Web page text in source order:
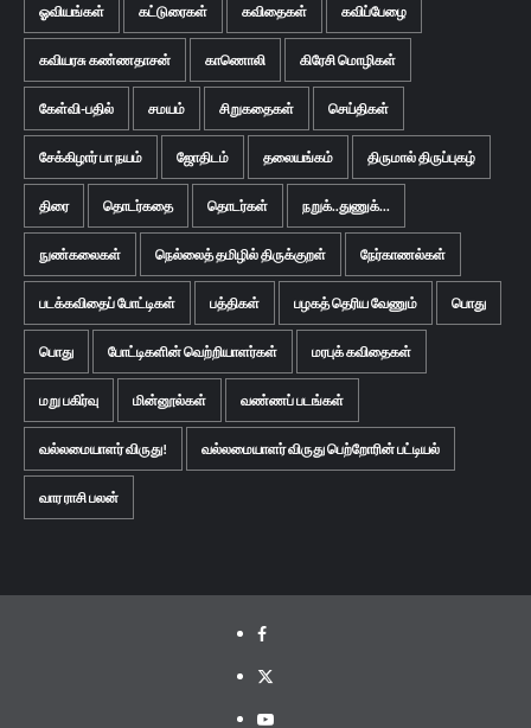
ஓவியங்கள் கட்டுரைகள் கவிதைகள் கவிப்பேழை
கவியரசு கண்ணதாசன் காணொலி கிரேசி மொழிகள்
கேள்வி-பதில் சமயம் சிறுகதைகள் செய்திகள்
சேக்கிழார் பா நயம் ஜோதிடம் தலையங்கம் திருமால் திருப்புகழ்
திரை தொடர்கதை தொடர்கள் நறுக்..துணுக்...
நுண்கலைகள் நெல்லைத் தமிழில் திருக்குறள் நேர்காணல்கள்
படக்கவிதைப் போட்டிகள் பத்திகள் பழகத் தெரிய வேணும் பொது
பொது போட்டிகளின் வெற்றியாளர்கள் மரபுக் கவிதைகள்
மறு பகிர்வு மின்னூல்கள் வண்ணப் படங்கள்
வல்லமையாளர் விருது! வல்லமையாளர் விருது பெற்றோரின் பட்டியல்
வார ராசி பலன்
Facebook
Twitter
Youtube